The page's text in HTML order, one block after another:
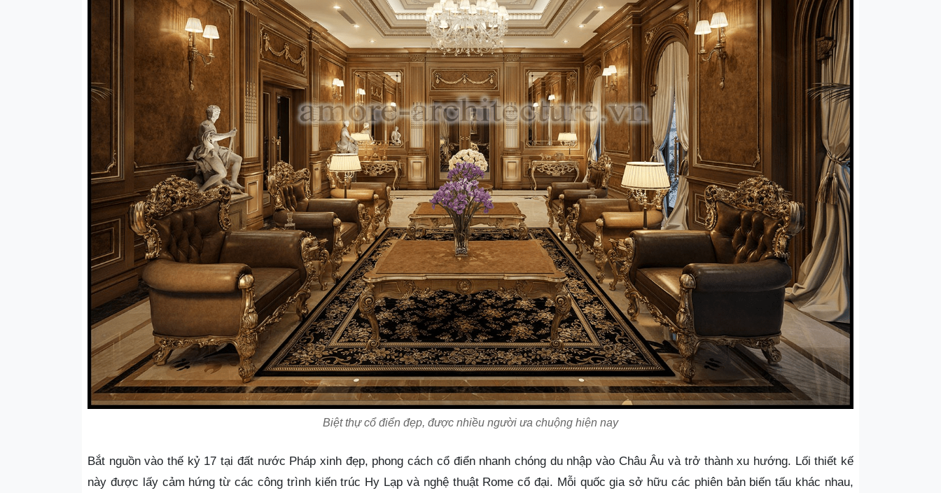
Biệt thự cổ điển đẹp, được nhiều người ưa chuộng hiện nay
Bắt nguồn vào thế kỷ 17 tại đất nước Pháp xinh đẹp, phong cách cổ điểnnhanh chóng du nhập vào Châu Âu và trở thành xu hướng. Lối thiết kế
này được lấy cảm hứng từ các công trình kiến trúc Hy Lạp và nghệ thuật Rome cổ đại. Mỗi quốc gia sở hữu các phiên bản biến tấu khác nhau,